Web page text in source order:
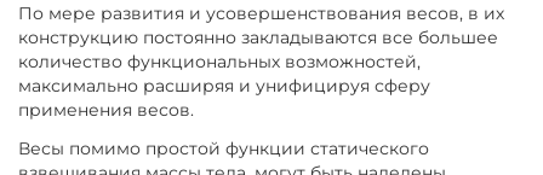
По мере развития и усовершенствования весов, в их
конструкцию постоянно закладываются все большее
количество функциональных возможностей,
максимально расширяя и унифицируя сферу
применения весов.
Весы помимо простой функции статического